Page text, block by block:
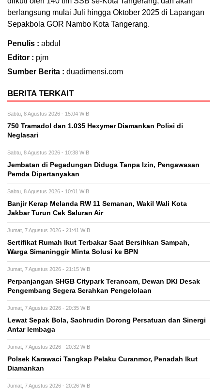
berlangsung mulai Juli hingga Oktober 2025 di Lapangan
Sepakbola GOR Nambo Kota Tangerang.
Penulis : abdul
Editor : pjm
Sumber Berita : duadimensi.com
BERITA TERKAIT
Sabtu, 8 Agustus 2026 - 15:04 WIB
750 Tramadol dan 1.035 Hexymer Diamankan Polisi di
Neglasari
Sabtu, 8 Agustus 2026 - 10:38 WIB
Jembatan di Pegadungan Diduga Tanpa Izin, Pengawasan
Pemda Dipertanyakan
Sabtu, 8 Agustus 2026 - 10:01 WIB
Banjir Kerap Melanda RW 11 Semanan, Wakil Wali Kota
Jakbar Turun Cek Saluran Air
Jumat, 7 Agustus 2026 - 21:41 WIB
Sertifikat Rumah Ikut Terbakar Saat Bersihkan Sampah,
Warga Simaninggir Minta Solusi ke BPN
Jumat, 7 Agustus 2026 - 21:15 WIB
Perpanjangan SHGB Citypark Terancam, Dewan DKI Desak
Pengembang Segera Serahkan Pengelolaan
Jumat, 7 Agustus 2026 - 20:35 WIB
Lewat Sepak Bola, Sachrudin Dorong Persatuan dan Sinergi
Antar lembaga
Jumat, 7 Agustus 2026 - 20:32 WIB
Polsek Karawaci Tangkap Pelaku Curanmor, Penadah Ikut
Diamankan
Jumat, 7 Agustus 2026 - 20:26 WIB